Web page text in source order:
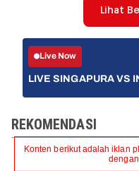
Lihat
Live Now
LIVE SINGAPURA VS